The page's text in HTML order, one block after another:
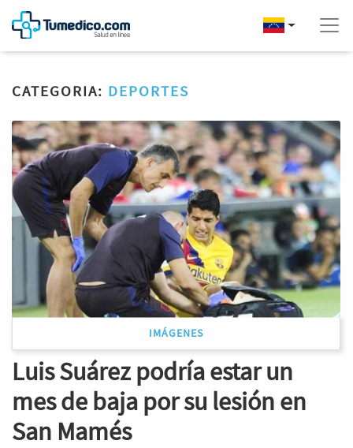
CATEGORIA: DEPORTES
IMÁGENES
Luis Suárez podría estar un
mes de baja por su lesión en
San Mamés